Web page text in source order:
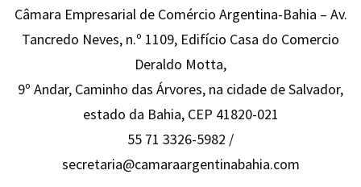
Câmara Empresarial de Comércio Argentina-Bahia – Av.
Tancredo Neves, n.º 1109, Edifício Casa do Comercio
Deraldo Motta,
9º Andar, Caminho das Árvores, na cidade de Salvador,
estado da Bahia, CEP 41820-021
55 71 3326-5982 /
secretaria@camaraargentinabahia.com